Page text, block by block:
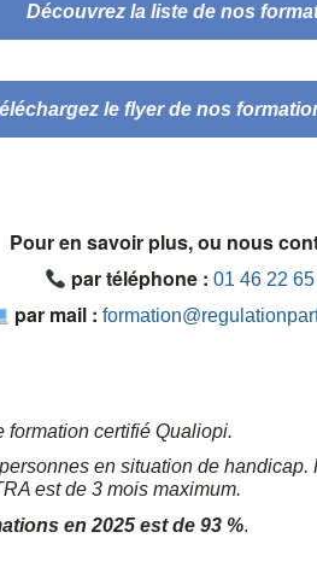
Découvrez la liste de nos
le flyer de nos
Pour en savoir plus, ou nous
par téléphone : 01 46 22
par mail :
formation certifié Qualiopi.
en situation de handicap.
est de 3 mois maximum.
en 2025 est de 93 %.